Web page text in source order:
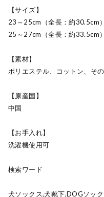
【サイズ】
23～25cm（全長：約30.5cm）
25～27cm（全長：約33.5cm）
【素材】
ポリエステル、コットン、そ
【原産国】
中国
【お手入れ】
洗濯機使用可
検索ワード
犬ソックス,犬靴下,DOGソッ